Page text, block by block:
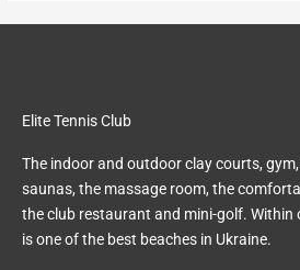
Elite Tennis Club
The indoor and outdoor clay courts,
saunas, the massage room, the
the club restaurant and mini-golf. Within
is one of the best beaches in Ukraine.